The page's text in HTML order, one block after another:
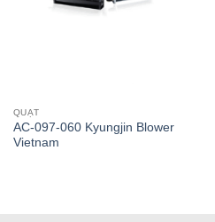
QUẠT
AC-097-060 Kyungjin Blower
Vietnam